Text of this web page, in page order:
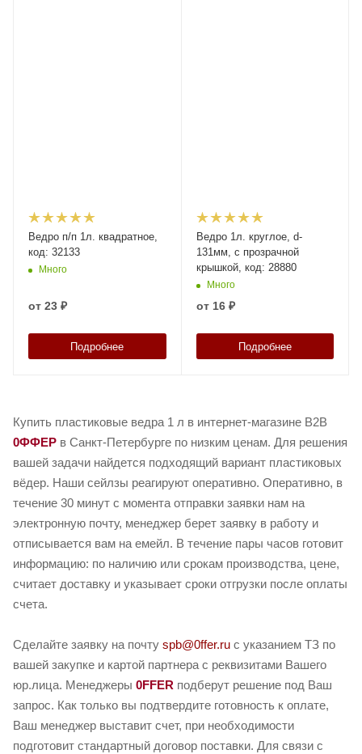
Ведро п/п 1л. квадратное,
код: 32133
Много
от 23 ₽
Подробнее
Ведро 1л. круглое, d-
131мм, с прозрачной
крышкой, код: 28880
Много
от 16 ₽
Подробнее
Купить пластиковые ведра 1 л в интернет-магазине B2B
0ФФЕР в Санкт-Петербурге по низким ценам. Для решения
вашей задачи найдется подходящий вариант пластиковых
вёдер. Наши сейлзы реагируют оперативно. Оперативно, в
течение 30 минут с момента отправки заявки нам на
электронную почту, менеджер берет заявку в работу и
отписывается вам на емейл. В течение пары часов готовит
информацию: по наличию или срокам производства, цене,
считает доставку и указывает сроки отгрузки после оплаты
счета.
Сделайте заявку на почту spb@0ffer.ru с указанием ТЗ по
вашей закупке и картой партнера с реквизитами Вашего
юр.лица. Менеджеры 0FFER подберут решение под Ваш
запрос. Как только вы подтвердите готовность к оплате,
Ваш менеджер выставит счет, при необходимости
подготовит стандартный договор поставки. Для связи с